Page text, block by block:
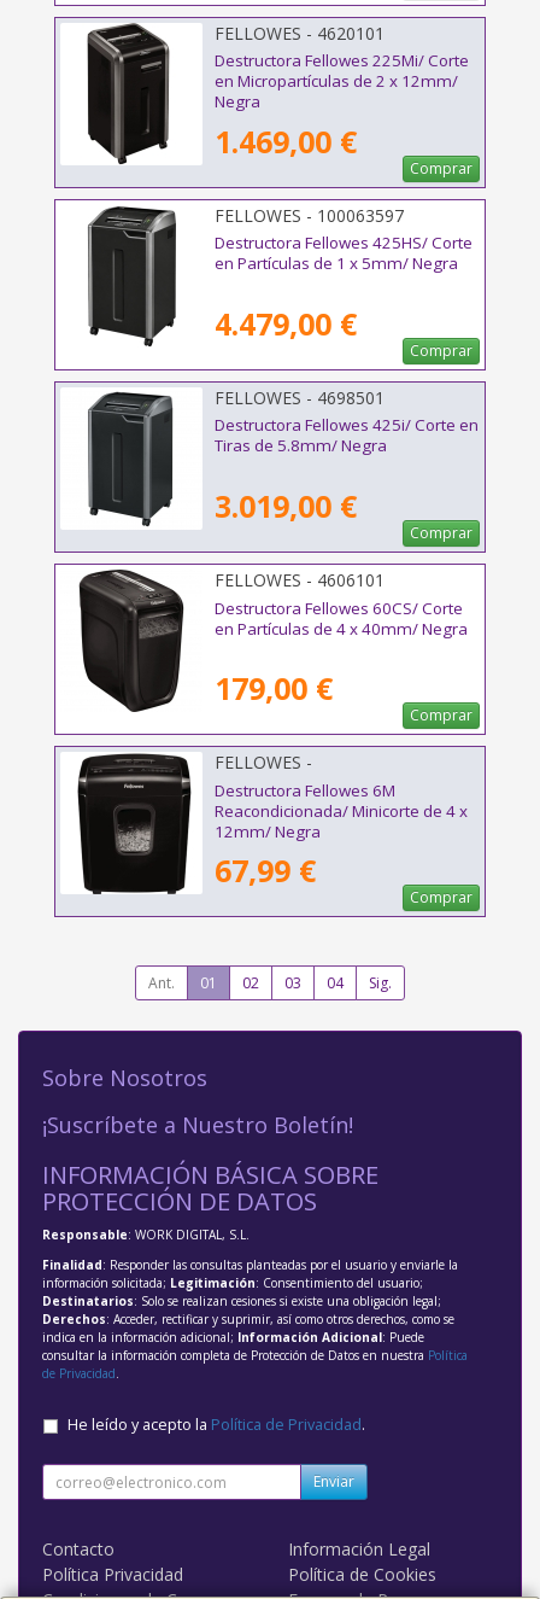
FELLOWES - 4620101
Destructora Fellowes 225Mi/ Corte
en Micropartículas de 2 x 12mm/
Negra
1.469,00 €
Comprar
FELLOWES - 100063597
Destructora Fellowes 425HS/ Corte
en Partículas de 1 x 5mm/ Negra
4.479,00 €
Comprar
FELLOWES - 4698501
Destructora Fellowes 425i/ Corte en
Tiras de 5.8mm/ Negra
3.019,00 €
Comprar
FELLOWES - 4606101
Destructora Fellowes 60CS/ Corte
en Partículas de 4 x 40mm/ Negra
179,00 €
Comprar
FELLOWES -
Destructora Fellowes 6M
Reacondicionada/ Minicorte de 4 x
12mm/ Negra
67,99 €
Comprar
Ant. 01 02 03 04 Sig.
Sobre Nosotros
¡Suscríbete a Nuestro Boletín!
INFORMACIÓN BÁSICA SOBRE
PROTECCIÓN DE DATOS
Responsable: WORK DIGITAL, S.L.
Finalidad: Responder las consultas planteadas por el usuario y enviarle la
información solicitada; Legitimación: Consentimiento del usuario;
Destinatarios: Solo se realizan cesiones si existe una obligación legal;
Derechos: Acceder, rectificar y suprimir, así como otros derechos, como se
indica en la información adicional; Información Adicional: Puede
consultar la información completa de Protección de Datos en nuestra Política
de Privacidad.
He leído y acepto la Política de Privacidad.
Enviar
Contacto
Información Legal
Política Privacidad
Política de Cookies